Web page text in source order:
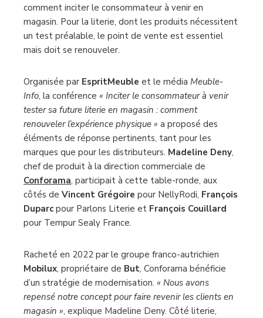
comment inciter le consommateur à venir en
magasin. Pour la literie, dont les produits nécessitent
un test préalable, le point de vente est essentiel
mais doit se renouveler.
Organisée par EspritMeuble et le média Meuble-
Info, la conférence « Inciter le consommateur à venir
tester sa future literie en magasin : comment
renouveler l’expérience physique » a proposé des
éléments de réponse pertinents, tant pour les
marques que pour les distributeurs. Madeline Deny,
chef de produit à la direction commerciale de
Conforama, participait à cette table-ronde, aux
côtés de Vincent Grégoire pour NellyRodi, François
Duparc pour Parlons Literie et François Couillard
pour Tempur Sealy France.
Racheté en 2022 par le groupe franco-autrichien
Mobilux, propriétaire de But, Conforama bénéficie
d’un stratégie de modernisation. « Nous avons
repensé notre concept pour faire revenir les clients en
magasin », explique Madeline Deny. Côté literie,